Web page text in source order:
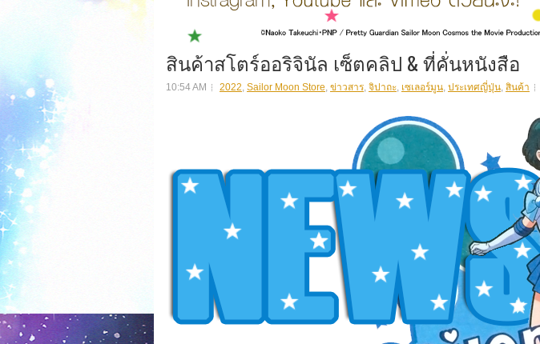
สินค้าสโตร์ออริจินัล เซ็ตคลิป & ที่คั่นหนังสือ
10:54 AM 2022, Sailor Moon Store, ข่าวสาร, จิปาถะ, เซเลอร์มูน, ประเทศญี่ปุ่น, สินค้า